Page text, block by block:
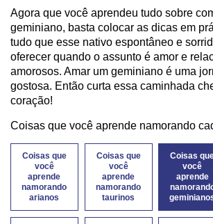
Agora que você aprendeu tudo sobre
geminiano, basta colocar as dicas em
tudo que esse nativo espontâneo e
oferecer quando o assunto é amor e
amorosos. Amar um geminiano é uma
gostosa. Então curta essa caminhada
coração!
Coisas que você aprende namorando
Coisas que
você
aprende
namorando
arianos
Coisas que
você
aprende
namorando
taurinos
Coisas
você
aprende